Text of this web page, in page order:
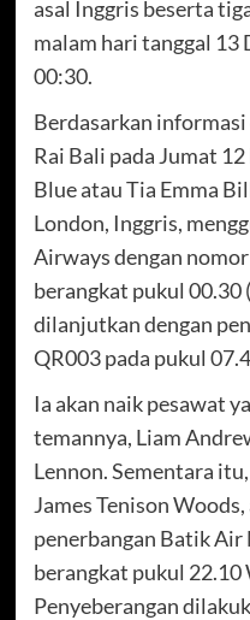
asal Inggris beserta
malam hari tanggal 13
00:30.
Berdasarkan
Rai Bali pada Jumat
Blue atau Tia Emma
London, Inggris,
Airways dengan
berangkat pukul 00.30
dilanjutkan dengan
QR003 pada pukul
Ia akan naik pesawat
temannya, Liam
Lennon. Sementara
James Tenison
penerbangan Batik
berangkat pukul 22.10
Penyeberangan